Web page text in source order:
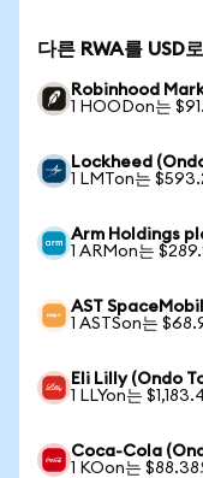
다른 RWA를 USD
Robinhood
1 HOODon는
Lockheed
1 LMTon는
Arm Holdings
1 ARMon는
AST
1 ASTSon는
Eli Lilly (Ondo
1 LLYon는
Coca-Cola
1 KOon는 $88.38